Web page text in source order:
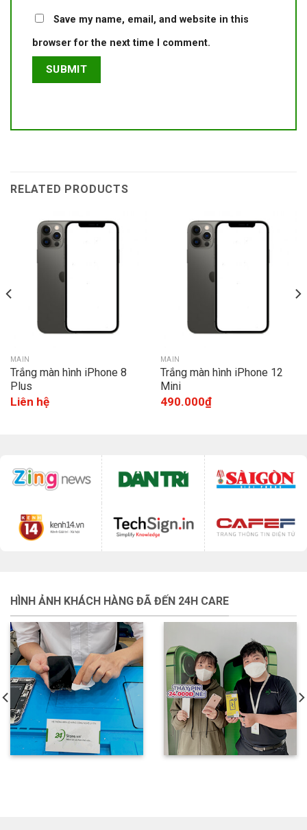
Save my name, email, and website in this
browser for the next time I comment.
RELATED PRODUCTS
MAIN
Trắng màn hình iPhone 8
Plus
Liên hệ
MAIN
Trắng màn hình iPhone 12
Mini
490.000₫
HÌNH ẢNH KHÁCH HÀNG ĐÃ ĐẾN 24H CARE